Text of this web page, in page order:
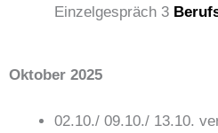
Einzelgespräch 3
Oktober 2025
02.10./ 09.10./ 13.10.